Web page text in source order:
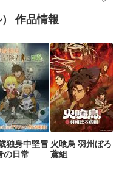
作品情報
独身中堅冒
の日常
火喰鳥 羽州ぼろ
鳶組